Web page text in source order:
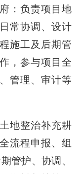
：负责项目地
常协调、设计
施工及后期管
，参与项目全
管理、审计等
地整治补充耕
流程申报、组
管护、协调、